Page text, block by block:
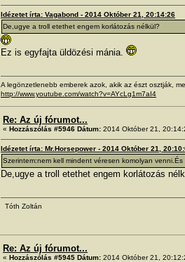
Idézetet írta: Vagabond - 2014 Október 21, 20:14:26
De,ugye a troll etethet engem korlátozás nélkül?
Ez is egyfajta üldözési mánia.
A legönzetlenebb emberek azok, akik az észt osztják,
http://www.youtube.com/watch?v=AYcLg1m7aI4
Re: Az új fórumot...
« Hozzászólás #5946 Dátum: 2014 Október 21,
Idézetet írta: Mr.Horsepower - 2014 Október 21,
Szerintem:nem kell mindent véresen komolyan
De,ugye a troll etethet engem korlátozás
Tóth Zoltán
Re: Az új fórumot...
« Hozzászólás #5945 Dátum: 2014 Október 21,